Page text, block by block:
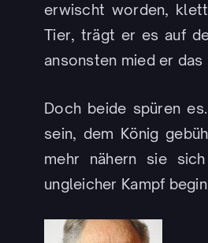
erwischt worden,
Tier, trägt er es auf
ansonsten mied er
Doch beide spüren
sein, dem König
mehr nähern sie
ungleicher Kampf